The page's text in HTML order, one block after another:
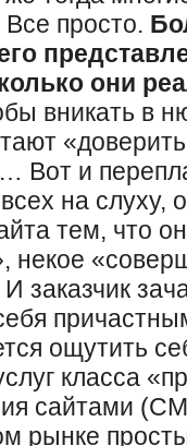
просто.
они
вникать в
Вот и
на
тем, что
некое
заказчик
ощутить
класса
сайтами
рынке